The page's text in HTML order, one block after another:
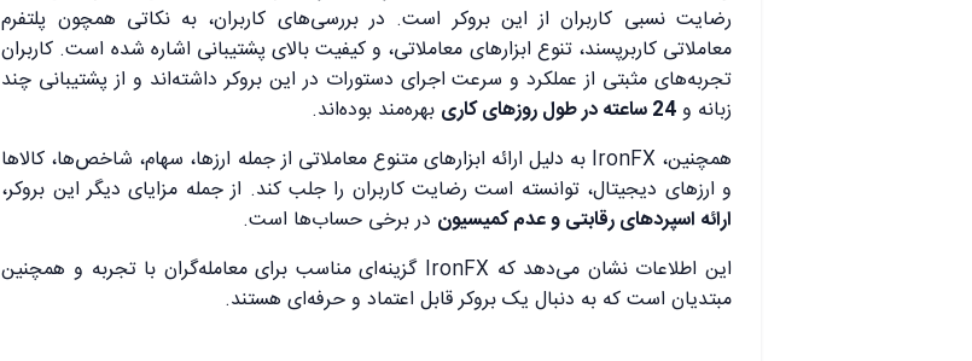
رضایت نسبی کاربران از این بروکر است. در بررسی‌های کاربران، به نکاتی همچون پلتفرم
معاملاتی کاربرپسند، تنوع ابزارهای معاملاتی، و کیفیت بالای پشتیبانی اشاره شده است. کاربران
تجربه‌های مثبتی از عملکرد و سرعت اجرای دستورات در این بروکر داشته‌اند و از پشتیبانی چند
زبانه و24 ساعته در طول روزهای کاری
بهره‌مند بوده‌اند.
همچنین، IronFX به دلیل ارائه ابزارهای متنوع معاملاتی از جمله ارزها، سهام، شاخص‌ها، کالاها
و ارزهای دیجیتال، توانسته است رضایت کاربران را جلب کند. از جمله مزایای دیگر این بروکر،
ارائه اسپردهای رقابتی و عدم کمیسیون در برخی حساب‌ها است.
این اطلاعات نشان می‌دهد که IronFX گزینه‌ای مناسب برای معامله‌گران با تجربه و همچنین
مبتدیان است که به دنبال یک بروکر قابل اعتماد و حرفه‌ای هستند.